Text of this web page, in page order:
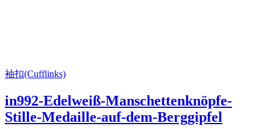
袖扣(Cufflinks)
in992-Edelweiß-Manschettenknöpfe-
Stille-Medaille-auf-dem-Berggipfel